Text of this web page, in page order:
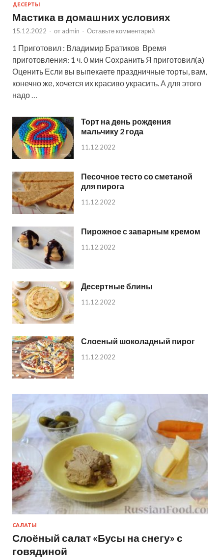
ДЕСЕРТЫ
Мастика в домашних условиях
15.12.2022 - от admin - Оставьте комментарий
1 Приготовил : Владимир Братиков Время
приготовления: 1 ч. 0 мин Сохранить Я приготовил(а)
Оценить Если вы выпекаете праздничные торты, вам,
конечно же, хочется их красиво украсить. А для этого
надо …
Торт на день рождения
мальчику 2 года
11.12.2022
Песочное тесто со сметаной
для пирога
11.12.2022
Пирожное с заварным кремом
11.12.2022
Десертные блины
11.12.2022
Слоеный шоколадный пирог
11.12.2022
САЛАТЫ
Слоёный салат «Бусы на снегу» с
говядиной